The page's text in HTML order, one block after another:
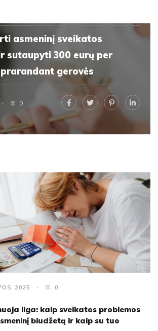
asmeninį sveikatos
sutaupyti 300 eurų per
gerovės
0
2025 0
liga: kaip sveikatos problemos
biudžetą ir kaip su tuo